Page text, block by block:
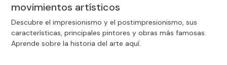
movimientos artísticos
Descubre el impresionismo y el postimpresionismo, sus
características, principales pintores y obras más famosas.
Aprende sobre la historia del arte aquí.